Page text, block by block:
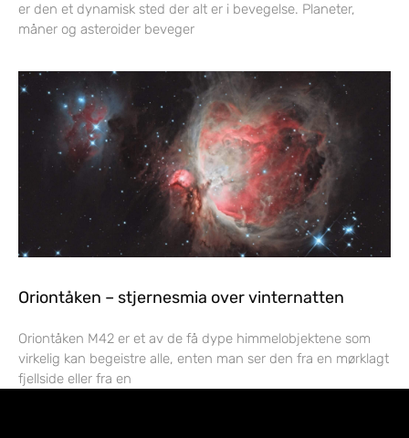
er den et dynamisk sted der alt er i bevegelse. Planeter,
måner og asteroider beveger
Oriontåken – stjernesmia over vinternatten
Oriontåken M42 er et av de få dype himmelobjektene som
virkelig kan begeistre alle, enten man ser den fra en mørklagt
fjellside eller fra en